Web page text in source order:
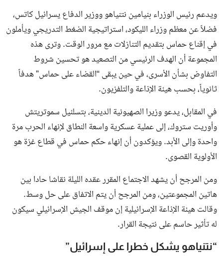
ويدعم رئيس الوزراء بنيامين نتنياهو ووزير الدفاع يسرائيل كاتس،
فضلاً عن معظم وزراء الليكود، استراتيجية الضغط التدريجي ويأملون
في إقناع حماس بتقديم التنازلات مع مرور الوقت. وترى هذه
المجموعة أن الهدف الرئيسي من التصعيد هو تحسين شروط
التفاوض بشأن الأسرى، في حين يبقى “القضاء على حماس” هدفاً
ثانوياً، بحسب هيئة الإذاعة والتلفزيون.
في المقابل، يدعو وزيرا الصهيونية الدينية، بتسلئيل سموتريتش
وأوريت ستروك، إلى عملية عسكرية واسعة النطاق لإنهاء الحرب مرة
واحدة وإلى الأبد. ويؤكدون أن إنهاء حكم حماس في قطاع غزة هو
الأولوية القصوى.
ومن المرجح أن يشهد الاجتماع المقرر عقده الليلة نقاشا حادا بين
هاتين المجموعتين، ومن المرجح أن يتم الاتفاق على حل وسط.
وقالت هيئة الإذاعة الإسرائيلية إن موقف الجيش الإسرائيلي سيكون
له تأثير حاسم على نتيجة القرار.
“نتنياهو يشكل خطرا على إسرائيل”